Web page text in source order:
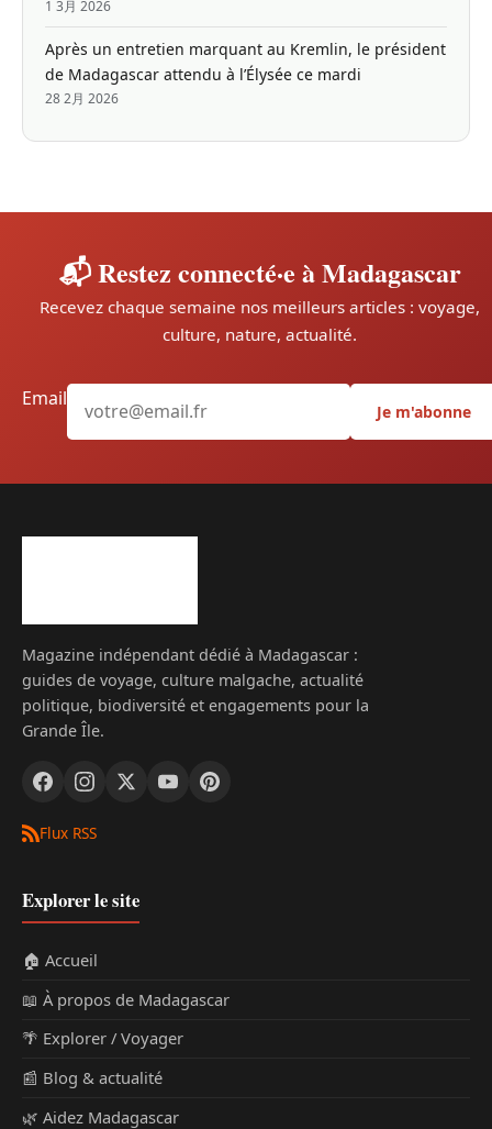
1 3月 2026
Après un entretien marquant au Kremlin, le président
de Madagascar attendu à l’Élysée ce mardi
28 2月 2026
📬 Restez connecté·e à Madagascar
Recevez chaque semaine nos meilleurs articles : voyage,
culture, nature, actualité.
Email
Je m'abonne
Magazine indépendant dédié à Madagascar :
guides de voyage, culture malgache, actualité
politique, biodiversité et engagements pour la
Grande Île.
Flux RSS
Explorer le site
🏠 Accueil
📖 À propos de Madagascar
🌴 Explorer / Voyager
📰 Blog & actualité
🌿 Aidez Madagascar